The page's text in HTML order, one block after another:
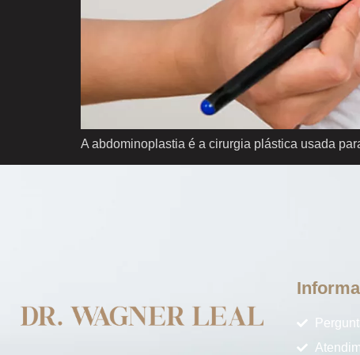
A abdominoplastia é a cirurgia plástica usada